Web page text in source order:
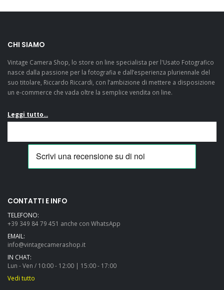
CHI SIAMO
Vintage Camera Shop, lo store on line specialista per l'Usato Fotografico
nasce dalla passione per la fotografia e dall’esperienza pluriennale del
suo titolare, Riccardo Riccardi, con l’ambizione di mettere a disposizione
un e-commerce che vada oltre la semplice vendita on line.
Leggi tutto...
CONTATTI E INFO
TELEFONO:
+39 349 84 79 451 anche con WhatsApp
EMAIL:
info@vintagecamerashop.it
IN CHAT:
Lun - Ven / 10:00 - 12:00 | 15:00 - 17:00
Vedi tutto